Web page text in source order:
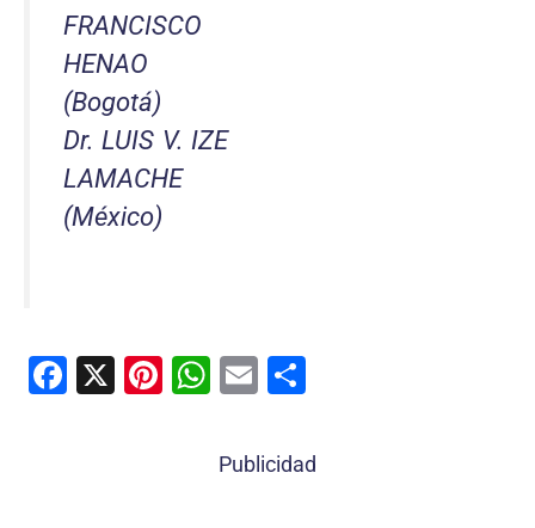
FRANCISCO
HENAO
(Bogotá)
Dr. LUIS V. IZE
LAMACHE
(México)
F
X
Pi W
at
E
ai m
Publicidad